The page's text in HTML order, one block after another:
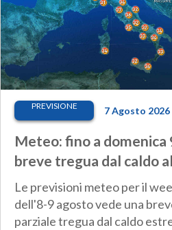
PREVISIONE 7 Agosto 2026
Meteo: fino a domenica
breve tregua dal caldo al
Nord! Altrove calura e
Le previsioni meteo per il
dell'8-9 agosto vede una
parziale tregua dal caldo